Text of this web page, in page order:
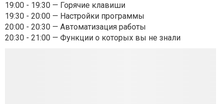
19:00 - 19:30 — Горячие клавиши
19:30 - 20:00 — Настройки программы
20:00 - 20:30 — Автоматизация работы
20:30 - 21:00 — Функции о которых вы не знали